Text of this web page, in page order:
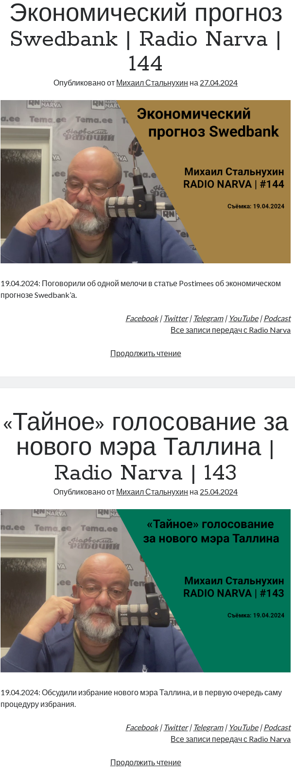
Экономический прогноз
Swedbank | Radio Narva |
144
Опубликовано от Михаил Стальнухин на 27.04.2024
19.04.2024: Поговорили об одной мелочи в статье Postimees об экономическом
прогнозе Swedbank’а.
Facebook| Twitter| Telegram| YouTube| Podcast
Все записи передач с Radio Narva
Продолжить чтениеЭкономический
«Тайное» голосование за
нового мэра Таллина |
Radio Narva | 143
Опубликовано от Михаил Стальнухин на 25.04.2024
19.04.2024: Обсудили избрание нового мэра Таллина, и в первую очередь саму
процедуру избрания.
Facebook| Twitter| Telegram| YouTube| Podcast
Все записи передач с Radio Narva
Продолжить чтение«Тайное»